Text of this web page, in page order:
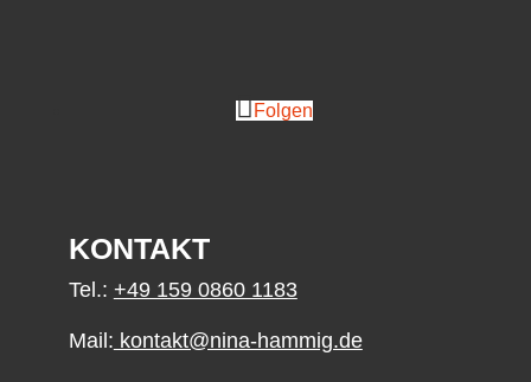
Folgen
KONTAKT
Tel.: +49 159 0860 1183
Mail: kontakt@nina-hammig.de